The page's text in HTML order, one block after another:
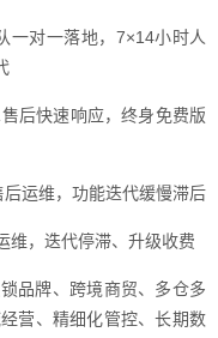
一对一落地，7×14小时人
后快速响应，终身免费版
运维，功能迭代缓慢滞后
维，迭代停滞、升级收费
品牌、跨境商贸、多仓多
营、精细化管控、长期数